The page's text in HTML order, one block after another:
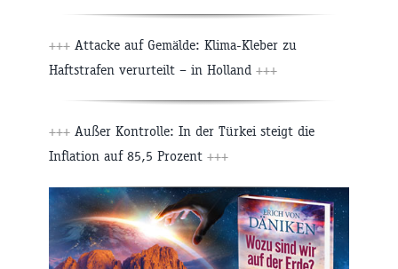
+++ Attacke auf Gemälde: Klima-Kleber zu
Haftstrafen verurteilt – in Holland +++
+++ Außer Kontrolle: In der Türkei steigt die
Inflation auf 85,5 Prozent +++